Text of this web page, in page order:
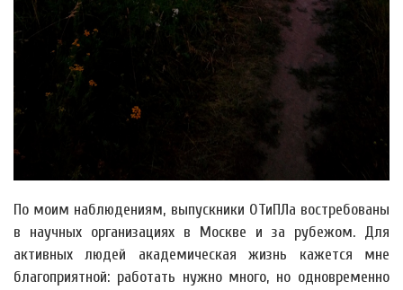
По моим наблюдениям, выпускники ОТиПЛа востребованы
в научных организациях в Москве и за рубежом. Для
активных людей академическая жизнь кажется мне
благоприятной: работать нужно много, но одновременно